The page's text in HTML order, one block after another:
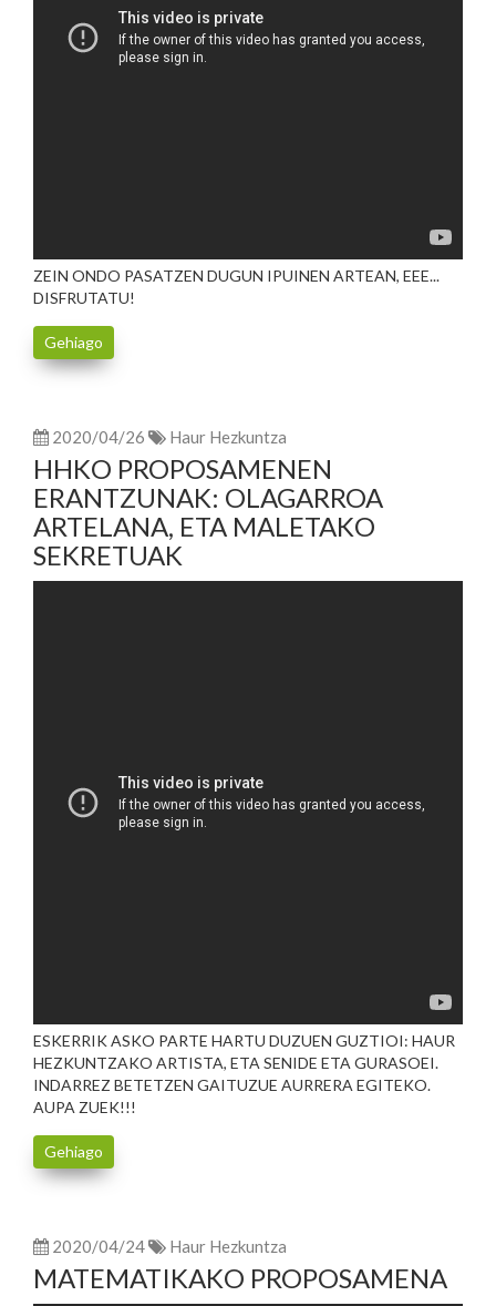
ZEIN ONDO PASATZEN DUGUN IPUINEN ARTEAN, EEE...
DISFRUTATU!
Gehiago
2020/04/26 Haur Hezkuntza
HHKO PROPOSAMENEN
ERANTZUNAK: OLAGARROA
ARTELANA, ETA MALETAKO
SEKRETUAK
ESKERRIK ASKO PARTE HARTU DUZUEN GUZTIOI: HAUR
HEZKUNTZAKO ARTISTA, ETA SENIDE ETA GURASOEI.
INDARREZ BETETZEN GAITUZUE AURRERA EGITEKO.
AUPA ZUEK!!!
Gehiago
2020/04/24 Haur Hezkuntza
MATEMATIKAKO PROPOSAMENA